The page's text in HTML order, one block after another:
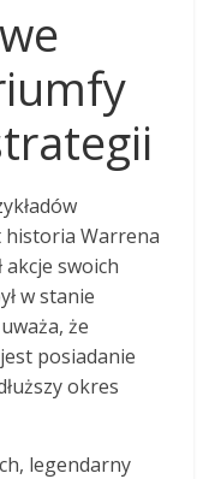
historia Warrena
swoich
w stanie
że
posiadanie
okres
legendarny